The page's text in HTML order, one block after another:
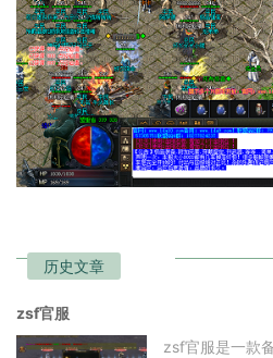
历史文章
zsf官服
zsf官服是一款